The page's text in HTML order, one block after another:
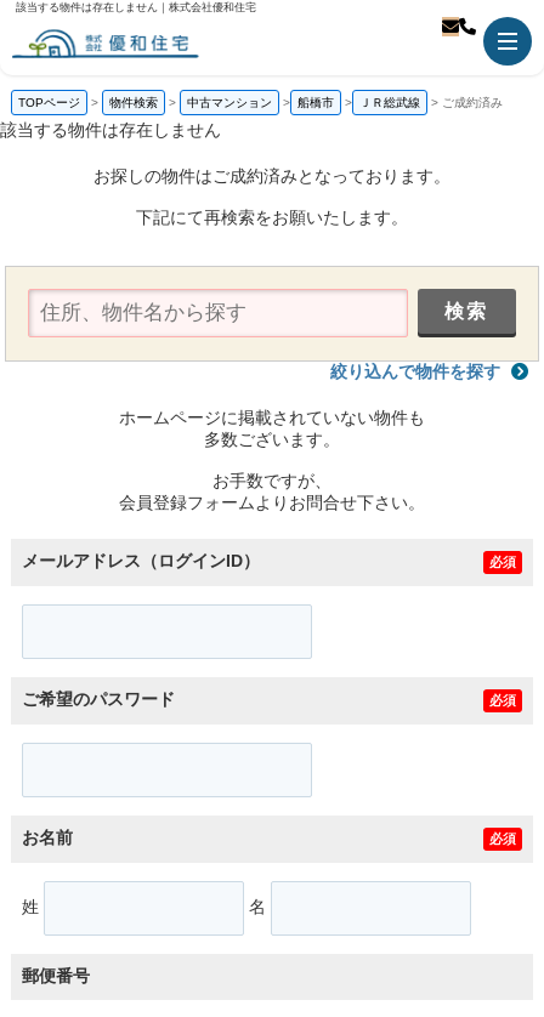
該当する物件は存在しません｜株式会社優和住宅
TOPページ 物件検索 中古マンション 船橋市 ＪＲ総武線 ご成約済み
該当する物件は存在しません
お探しの物件はご成約済みとなっております。
下記にて再検索をお願いたします。
絞り込んで物件を探す
ホームページに掲載されていない物件も
多数ございます。
お手数ですが、
会員登録フォームよりお問合せ下さい。
メールアドレス（ログインID） 必須
ご希望のパスワード 必須
お名前 必須
姓 名
郵便番号